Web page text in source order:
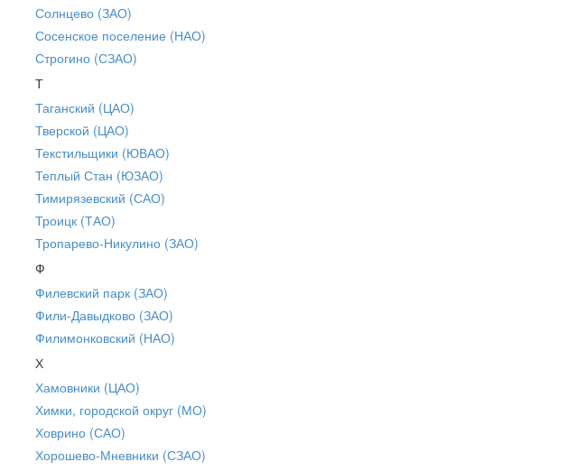
Солнцево (ЗАО)
Сосенское поселение (НАО)
Строгино (СЗАО)
Т
Таганский (ЦАО)
Тверской (ЦАО)
Текстильщики (ЮВАО)
Теплый Стан (ЮЗАО)
Тимирязевский (САО)
Троицк (ТАО)
Тропарево-Никулино (ЗАО)
Ф
Филевский парк (ЗАО)
Фили-Давыдково (ЗАО)
Филимонковский (НАО)
Х
Хамовники (ЦАО)
Химки, городской округ (МО)
Ховрино (САО)
Хорошево-Мневники (СЗАО)